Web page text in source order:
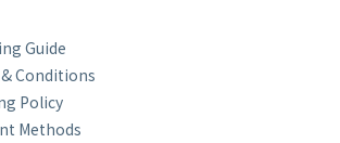
Guide
Conditions
Policy
Methods